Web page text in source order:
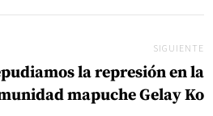
SIGUIENTE
la represión en la
mapuche Gelay Ko